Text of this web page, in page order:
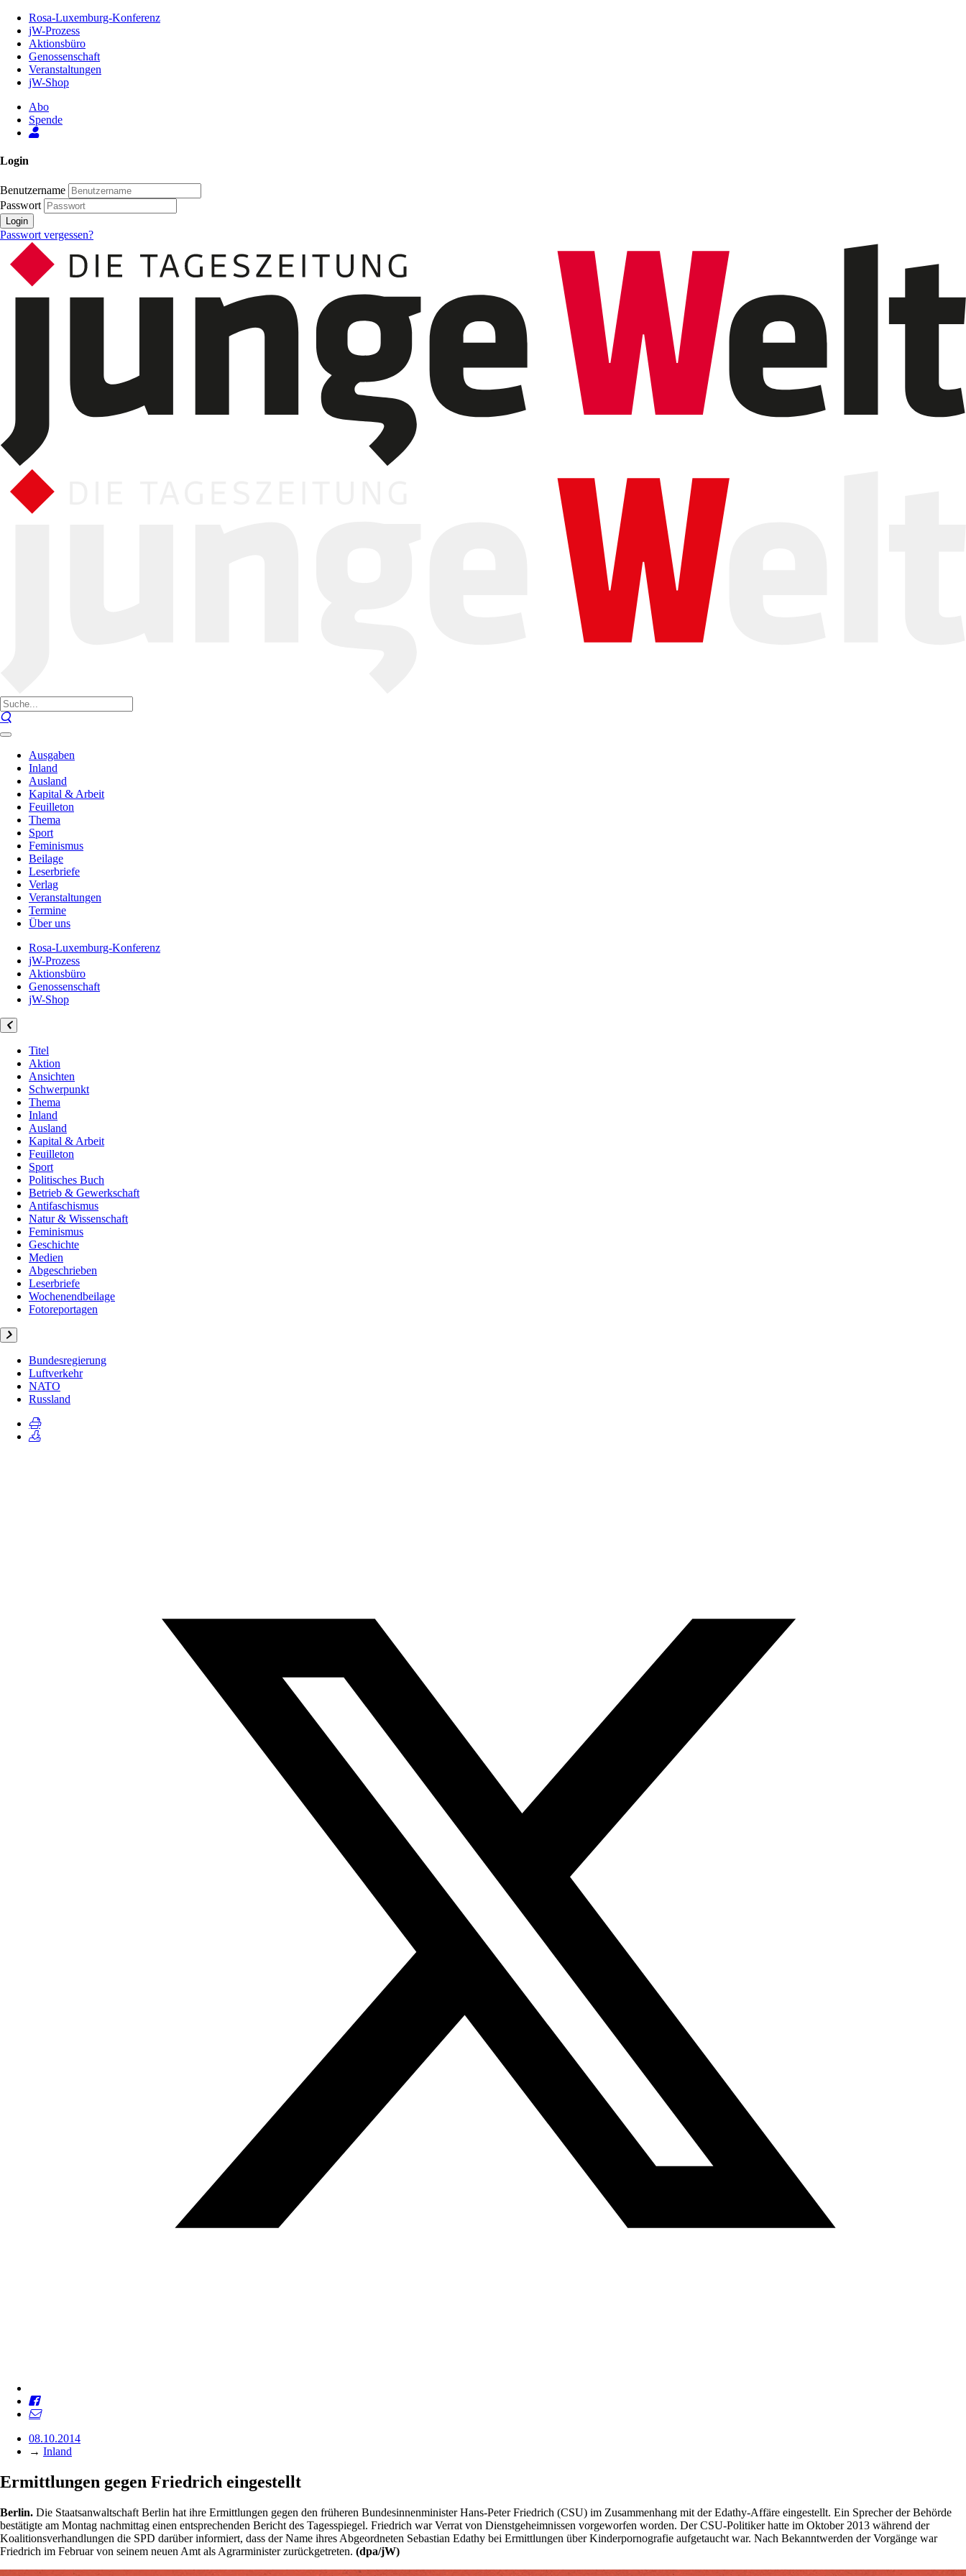
Inhalt
Seite
Rosa-Luxemburg-Konferenz
jW-Prozess
Aktionsbüro
Genossenschaft
Veranstaltungen
jW-Shop
Abo
Spende
Login
Benutzername
Passwort
Login
Passwort vergessen?
Ausgaben
Inland
Ausland
Kapital & Arbeit
Feuilleton
Thema
Sport
Feminismus
Beilage
Leserbriefe
Verlag
Veranstaltungen
Termine
Über uns
Rosa-Luxemburg-Konferenz
jW-Prozess
Aktionsbüro
Genossenschaft
jW-Shop
Titel
Aktion
Ansichten
Schwerpunkt
Thema
Inland
Ausland
Kapital & Arbeit
Feuilleton
Sport
Politisches Buch
Betrieb & Gewerkschaft
Antifaschismus
Natur & Wissenschaft
Feminismus
Geschichte
Medien
Abgeschrieben
Leserbriefe
Wochenendbeilage
Fotoreportagen
Bundesregierung
Luftverkehr
NATO
Russland
08.10.2014
→ Inland
Ermittlungen gegen Friedrich eingestellt
Berlin. Die Staatsanwaltschaft Berlin hat ihre Ermittlungen gegen den früheren Bundesinnenminister Hans-Peter Friedrich (CSU) im Zusammenhang mit der Edathy-Affäre eingestellt. Ein Sprecher der Behörde
bestätigte am Montag nachmittag einen entsprechenden Bericht des Tagesspiegel. Friedrich war Verrat von Dienstgeheimnissen vorgeworfen worden. Der CSU-Politiker hatte im Oktober 2013 während der
Koalitionsverhandlungen die SPD darüber informiert, dass der Name ihres Abgeordneten Sebastian Edathy bei Ermittlungen über Kinderpornografie aufgetaucht war. Nach Bekanntwerden der Vorgänge war
Friedrich im Februar von seinem neuen Amt als Agrarminister zurückgetreten. (dpa/jW)